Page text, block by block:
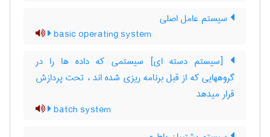
سیستم عامل اصلی
basic operating system
[سیستم دسته ای] سیستمی که داده ها را در
گروههایی که از قبل برنامه ریزی شده اند ، تحت پردازش
قرار میدهد
batch system